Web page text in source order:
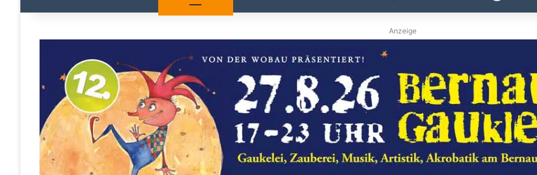
Anzeige